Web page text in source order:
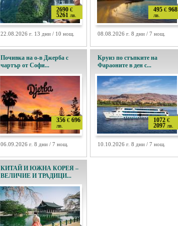
2690 €
5261 лв.
22.08.2026 г. 13 дни / 10 нощ.
495 € 968
лв.
08.08.2026 г. 8 дни / 7 нощ.
Почивка на о-в Джерба с
чартър от Софи...
356 € 696
лв.
06.09.2026 г. 8 дни / 7 нощ.
Круиз по стъпките на
Фараоните в ден с...
1072 €
2097 лв.
10.10.2026 г. 8 дни / 7 нощ.
КИТАЙ И ЮЖНА КОРЕЯ –
ВЕЛИЧИЕ И ТРАДИЦИ...